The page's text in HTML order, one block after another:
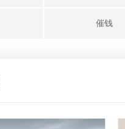
催钱